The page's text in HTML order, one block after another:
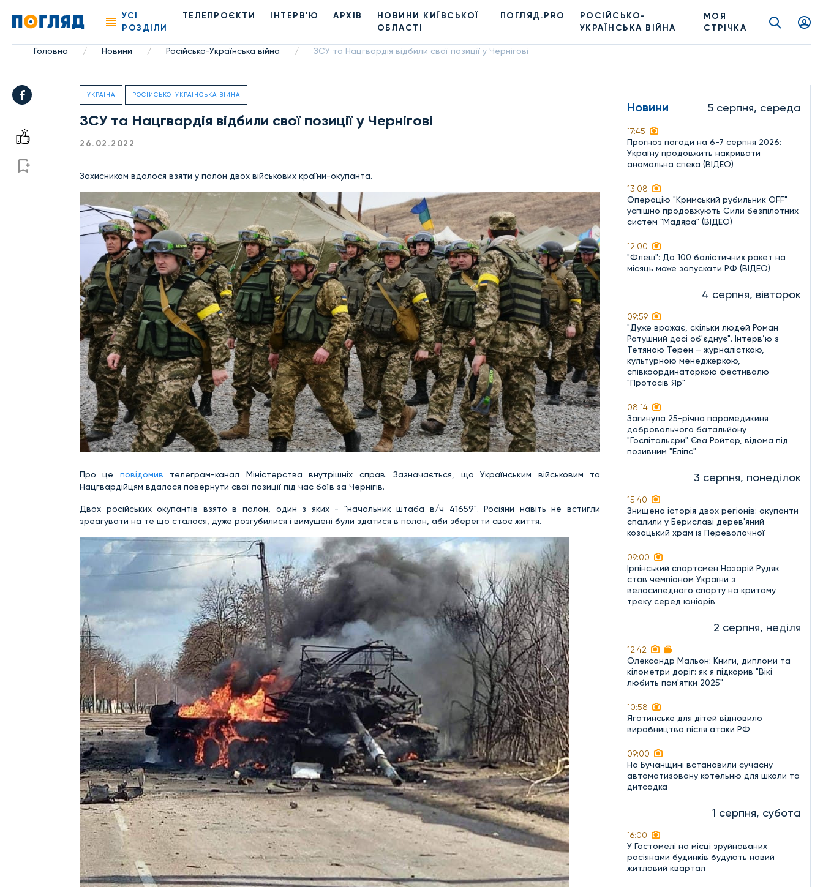
УСІ
РОЗДІЛИ
ТЕЛЕПРОЄКТИ ІНТЕРВ'Ю АРХІВ
НОВИНИ КИЇВСЬКОЇ
ОБЛАСТІ
ПОГЛЯД.PRO
РОСІЙСЬКО-
УКРАЇНСЬКА ВІЙНА
МОЯ
СТРІЧКА
Головна / Новини / Російсько-Українська війна / ЗСУ та Нацгвардія відбили свої позиції у Чернігові
УКРАЇНА РОСІЙСЬКО-УКРАЇНСЬКА ВІЙНА
ЗСУ та Нацгвардія відбили свої позиції у Чернігові
26.02.2022
Захисникам вдалося взяти у полон двох військових країни-окупанта.
Про це повідомив телеграм-канал Міністерства внутрішніх справ. Зазначається, що Українським військовим та
Нацгвардійцям вдалося повернути свої позиції під час боїв за Чернігів.
Двох російських окупантів взято в полон, один з яких - "начальник штаба в/ч 41659". Росіяни навіть не встигли
зреагувати на те що сталося, дуже розгубилися і вимушені були здатися в полон, аби зберегти своє життя.
Новини 5 серпня, середа
17:45
Прогноз погоди на 6-7 серпня 2026:
Україну продовжить накривати
аномальна спека (ВІДЕО)
13:08
Операцію "Кримський рубильник OFF"
успішно продовжують Сили безпілотних
систем "Мадяра" (ВІДЕО)
12:00
"Флеш": До 100 балістичних ракет на
місяць може запускати РФ (ВІДЕО)
4 серпня, вівторок
09:59
"Дуже вражає, скільки людей Роман
Ратушний досі об'єднує". Інтерв’ю з
Тетяною Терен – журналісткою,
культурною менеджеркою,
співкоординаторкою фестивалю
"Протасів Яр"
08:14
Загинула 25-річна парамедикиня
добровольчого батальйону
"Госпітальєри" Єва Ройтер, відома під
позивним "Еліпс"
3 серпня, понеділок
15:40
Знищена історія двох регіонів: окупанти
спалили у Бериславі дерев'яний
козацький храм із Переволочної
09:00
Ірпінський спортсмен Назарій Рудяк
став чемпіоном України з
велосипедного спорту на критому
треку серед юніорів
2 серпня, неділя
12:42
Олександр Мальон: Книги, дипломи та
кілометри доріг: як я підкорив "Вікі
любить пам'ятки 2025"
10:58
Яготинське для дітей відновило
виробництво після атаки РФ
09:00
На Бучанщині встановили сучасну
автоматизовану котельню для школи та
дитсадка
1 серпня, субота
16:00
У Гостомелі на місці зруйнованих
росіянами будинків будують новий
житловий квартал